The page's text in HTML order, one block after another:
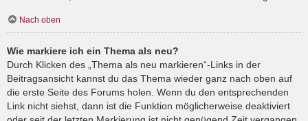
Nach oben
Wie markiere ich ein Thema als neu?
Durch Klicken des „Thema als neu markieren“-Links in der
Beitragsansicht kannst du das Thema wieder ganz nach oben auf
die erste Seite des Forums holen. Wenn du den entsprechenden
Link nicht siehst, dann ist die Funktion möglicherweise deaktiviert